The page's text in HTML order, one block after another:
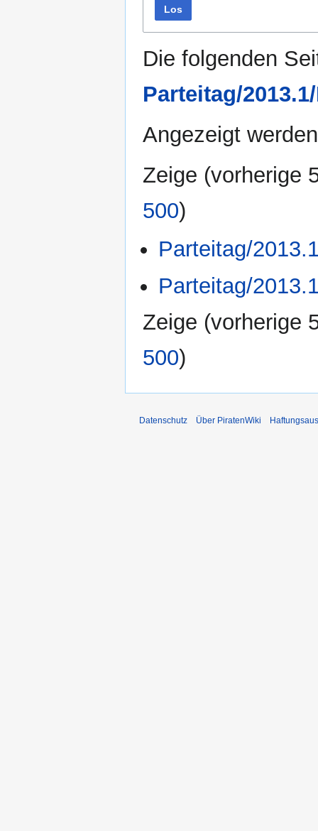
Los
Die folgenden
Parteitag/
Angezeigt
Zeige (vorherige
500)
Parteitag/
Parteitag/
Zeige (vorherige
500)
Datenschutz Über PiratenWiki